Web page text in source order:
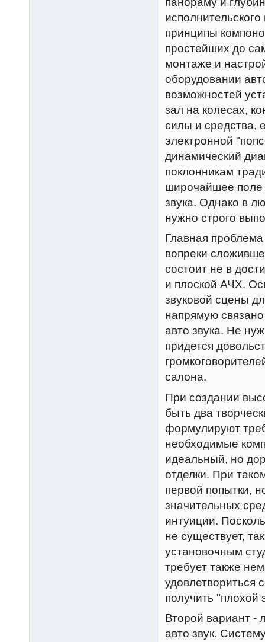
принципы
простейших до
монтаже и
оборудовании
возможностей
зал на колесах,
силы и средства,
электронной
динамический
поклонникам
широчайшее поле
звука. Однако в
нужно строго
Главная
вопреки
состоит не в
и плоской АЧХ.
звуковой сцены
напрямую
авто звука. Не
придется
салона.
При создании
быть два
формулируют
необходимые
идеальный, но
отделки. При
первой попытки,
значительных
интуиции.
не существует,
установочным
требует также
удовлетвориться
получить "плохой
Второй вариант -
авто звук.